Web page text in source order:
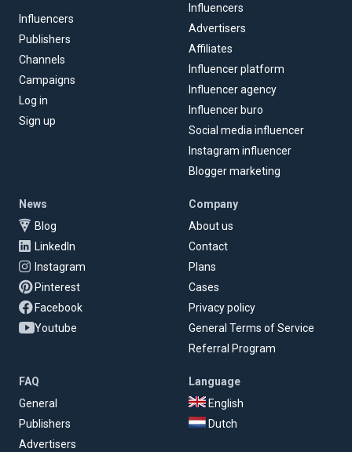
Influencers
Publishers
Channels
Campaigns
Log in
Sign up
Influencers
Advertisers
Affiliates
Influencer platform
Influencer agency
Influencer buro
Social media influencer
Instagram influencer
Blogger marketing
News
Blog
LinkedIn
Instagram
Pinterest
Facebook
Youtube
Company
About us
Contact
Plans
Cases
Privacy policy
General Terms of Service
Referral Program
FAQ
General
Publishers
Advertisers
Language
English
Dutch